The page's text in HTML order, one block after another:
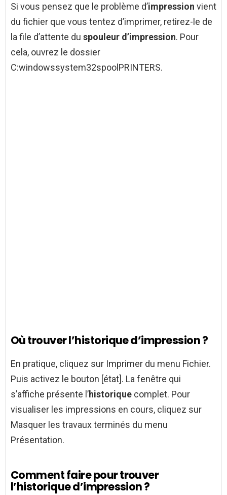
Si vous pensez que le problème d’impression vient
du fichier que vous tentez d’imprimer, retirez-le de
la file d’attente du spouleur d’impression. Pour
cela, ouvrez le dossier
C:windowssystem32spoolPRINTERS.
Où trouver l’historique d’impression ?
En pratique, cliquez sur Imprimer du menu Fichier.
Puis activez le bouton [état]. La fenêtre qui
s’affiche présente l’historique complet. Pour
visualiser les impressions en cours, cliquez sur
Masquer les travaux terminés du menu
Présentation.
Comment faire pour trouver
l’historique d’impression ?